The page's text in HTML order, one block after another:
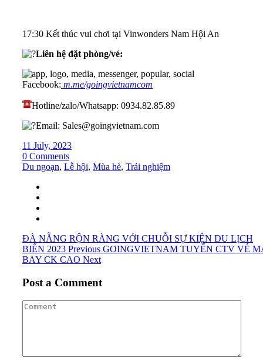
17:30 Kết thúc vui chơi tại Vinwonders Nam Hội An
Liên hệ đặt phòng/vé:
Facebook: m.me/goingvietnamcom
Hotline/zalo/Whatsapp: 0934.82.85.89
Email: Sales@goingvietnam.com
11 July, 2023
0 Comments
Du ngoạn, Lễ hội, Mùa hè, Trải nghiệm
ĐÀ NẴNG RỘN RÀNG VỚI CHUỖI SỰ KIỆN DU LỊCH
BIỂN 2023 Previous GOINGVIETNAM TUYỂN CTV VÉ
BAY CK CAO Next
Post a Comment